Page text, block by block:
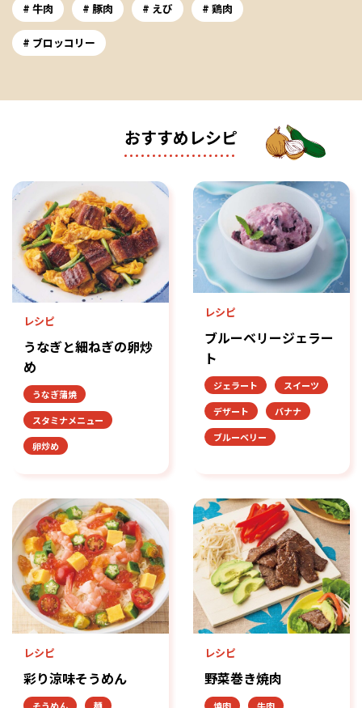
牛肉
豚肉 えび 鶏肉
ブロッコリー
おすすめレシピ
レシピ
うなぎと細ねぎの卵炒
め
うなぎ蒲焼
スタミナメニュー
卵炒め
レシピ
ブルーベリージェラー
ト
ジェラート
スイーツ
デザート
バナナ
ブルーベリー
レシピ
彩り涼味そうめん
そうめん 麺
レシピ
野菜巻き焼肉
焼肉 牛肉